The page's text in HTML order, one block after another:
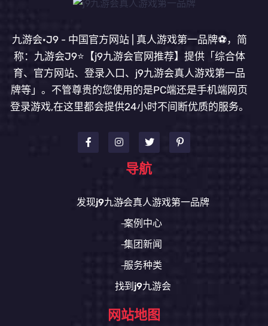
九游会·J9 - 中国官方网站 | 真人游戏第一品牌⚽️，简
称：九游会J9⭐️【j9九游会官网推荐】提供「综合体
育、官方网站、登录入口、j9九游会真人游戏第一品
牌等」。不管尊贵的您使用的是PC端还是手机端网页
登录游戏,在这里都会提供24小时不间断优质的服务。
导航
发现j9九游会真人游戏第一品牌
案例中心
集团新闻
服务种类
找到j9九游会
网站地图